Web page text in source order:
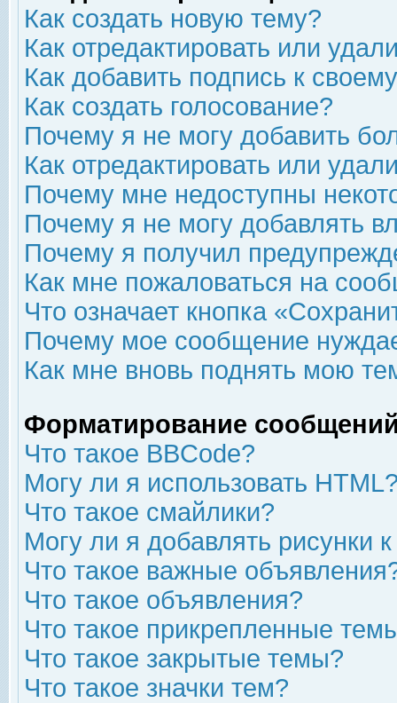
Как создать новую тему?
Как отредактировать или
Как добавить подпись к
Как создать голосование?
Почему я не могу добавить
Как отредактировать или
Почему мне недоступны
Почему я не могу добавлять
Почему я получил
Как мне пожаловаться на
Что означает кнопка
Почему мое сообщение
Как мне вновь поднять мою
Форматирование
Что такое BBCode?
Могу ли я использовать
Что такое смайлики?
Могу ли я добавлять рисунки
Что такое важные
Что такое объявления?
Что такое прикрепленные
Что такое закрытые темы?
Что такое значки тем?